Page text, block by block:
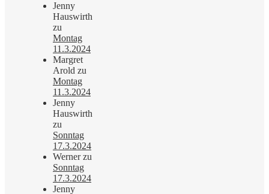
Jenny
Hauswirth
zu
Montag
11.3.2024
Margret
Arold zu
Montag
11.3.2024
Jenny
Hauswirth
zu
Sonntag
17.3.2024
Wernerzu
Sonntag
17.3.2024
Jenny